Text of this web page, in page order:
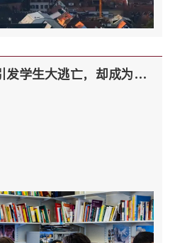
英国私校学费增值税引发学生大逃亡，却成为国内家长的新机遇